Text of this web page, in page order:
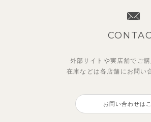
Tシ
ノースリーブトップス＆ショ
シャツ＆パンツ
外部サイトや実店舗でご
在庫などは各店舗に お問い
お問い合わせは